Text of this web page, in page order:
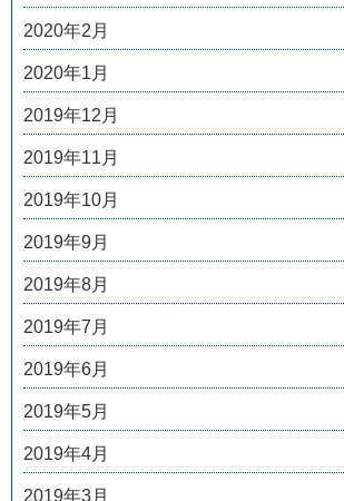
2020年2月
2020年1月
2019年12月
2019年11月
2019年10月
2019年9月
2019年8月
2019年7月
2019年6月
2019年5月
2019年4月
2019年3月